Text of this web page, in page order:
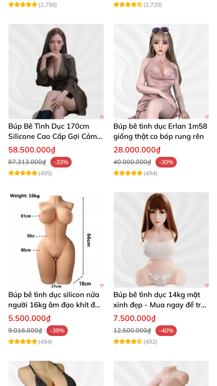
(2,756) (2,720)
Búp Bê Tình Dục 170cm
Silicone Cao Cấp Gợi Cảm
Giống Thật
58.500.000₫
87.313.000₫
-33%
(495)
Búp bê tình dục Erlan 1m58
giống thật co bóp rung rên
28.000.000₫
40.000.000₫
-30%
(494)
Búp bê tình dục silicon nửa
người 16kg âm đạo khít độn
khung
5.500.000₫
9.016.000₫
-39%
(494)
Búp bê tình dục 14kg mặt
xinh đẹp - Mua ngay để trải
nghiệm
7.500.000₫
12.500.000₫
-40%
(492)